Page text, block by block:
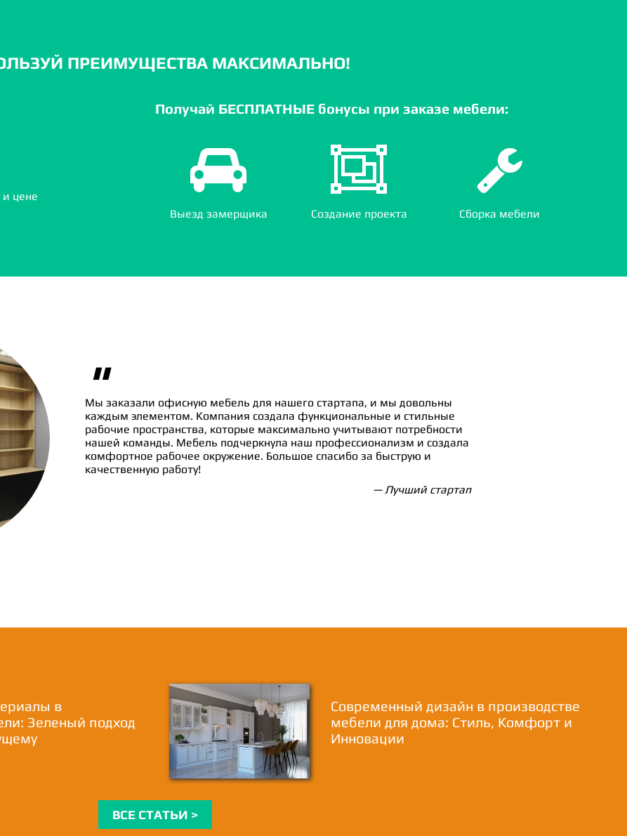
ПРЕИМУЩЕСТВА МАКСИМАЛЬНО!
цене
Получай БЕСПЛАТНЫЕ бонусы при заказе мебели:
Выезд замерщика Создание проекта Сборка мебели
"
Мы заказали офисную мебель для нашего стартапа, и мы довольны
каждым элементом. Компания создала функциональные и стильные
рабочие пространства, которые максимально учитывают потребности
нашей команды. Мебель подчеркнула наш профессионализм и создала
комфортное рабочее окружение. Большое спасибо за быструю и
качественную работу!
— Лучший стартап
в
Зеленый подход
Современный дизайн в производстве
мебели для дома: Стиль, Комфорт и
Инновации
ВСЕ СТАТЬИ >